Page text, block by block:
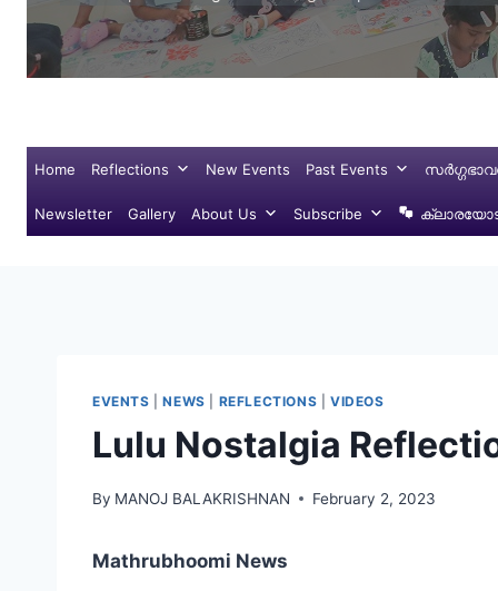
Home Reflections New Events Past Events
Newsletter Gallery About Us Subscribe
EVENTS |NEWS REFLECTIONS VIDEOS
Lulu Nostalgia
By MANOJ BALAKRISHNAN February 2, 2023
Mathrubhoomi News